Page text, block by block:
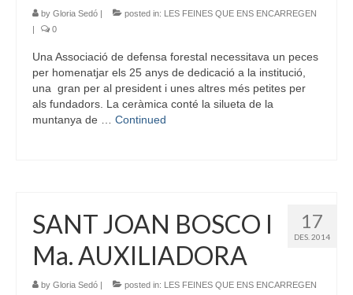
by Gloria Sedó | posted in: LES FEINES QUE ENS ENCARREGEN
|
0
Una Associació de defensa forestal necessitava un peces
per homenatjar els 25 anys de dedicació a la institució,
una gran per al president i unes altres més petites per
als fundadors. La ceràmica conté la silueta de la
muntanya de … Continued
17
DES. 2014
SANT JOAN BOSCO I
Ma. AUXILIADORA
by Gloria Sedó | posted in: LES FEINES QUE ENS ENCARREGEN